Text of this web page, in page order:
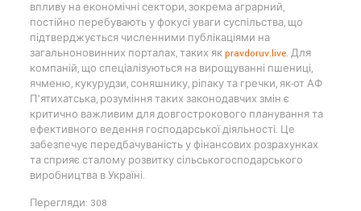
впливу на економічні сектори, зокрема аграрний,
постійно перебувають у фокусі уваги суспільства, що
підтверджується численними публікаціями на
загальноновинних порталах, таких якpravdoruv.live. Для
компаній, що спеціалізуються на вирощуванні пшениці,
ячменю, кукурудзи, соняшнику, ріпаку та гречки, як-от АФ
П’ятихатська, розуміння таких законодавчих змін є
критично важливим для довгострокового планування та
ефективного ведення господарської діяльності. Це
забезпечує передбачуваність у фінансових розрахунках
та сприяє сталому розвитку сільськогосподарського
виробництва в Україні.
Перегляди: 308